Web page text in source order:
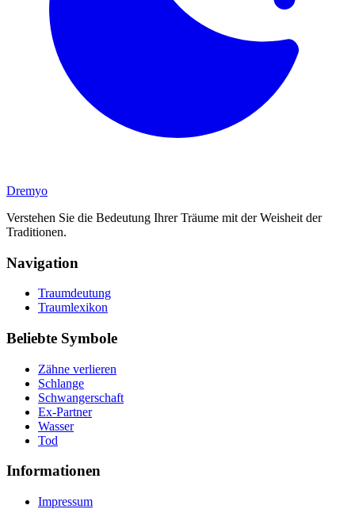
Dremyo
Verstehen Sie die Bedeutung Ihrer Träume mit der Weisheit der
Traditionen.
Navigation
Traumdeutung
Traumlexikon
Beliebte Symbole
Zähne verlieren
Schlange
Schwangerschaft
Ex-Partner
Wasser
Tod
Informationen
Impressum